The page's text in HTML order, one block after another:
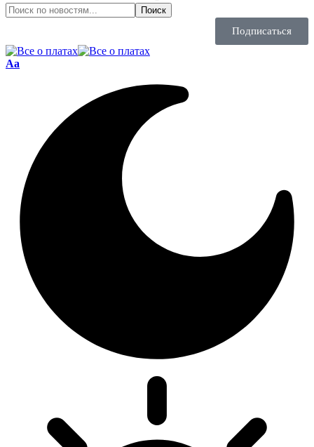
Подписаться
Aa